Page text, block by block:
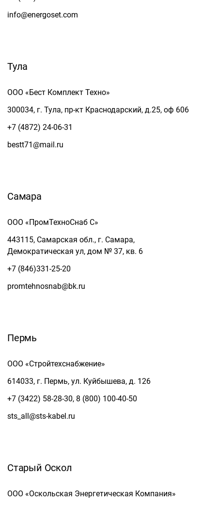
info@energoset.com
Тула
ООО «Бест Комплект Техно»
300034, г. Тула, пр-кт Краснодарский, д.25, оф 606
+7 (4872) 24-06-31
bestt71@mail.ru
Самара
ООО «ПромТехноСнаб С»
443115, Самарская обл., г. Самара,
Демократическая ул, дом № 37, кв. 6
+7 (846)331-25-20
promtehnosnab@bk.ru
Пермь
ООО «Стройтехснабжение»
614033, г. Пермь, ул. Куйбышева, д. 126
+7 (3422) 58-28-30, 8 (800) 100-40-50
sts_all@sts-kabel.ru
Старый Оскол
ООО «Оскольская Энергетическая Компания»